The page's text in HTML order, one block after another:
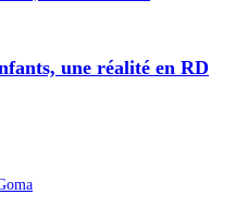
une réalité en RD